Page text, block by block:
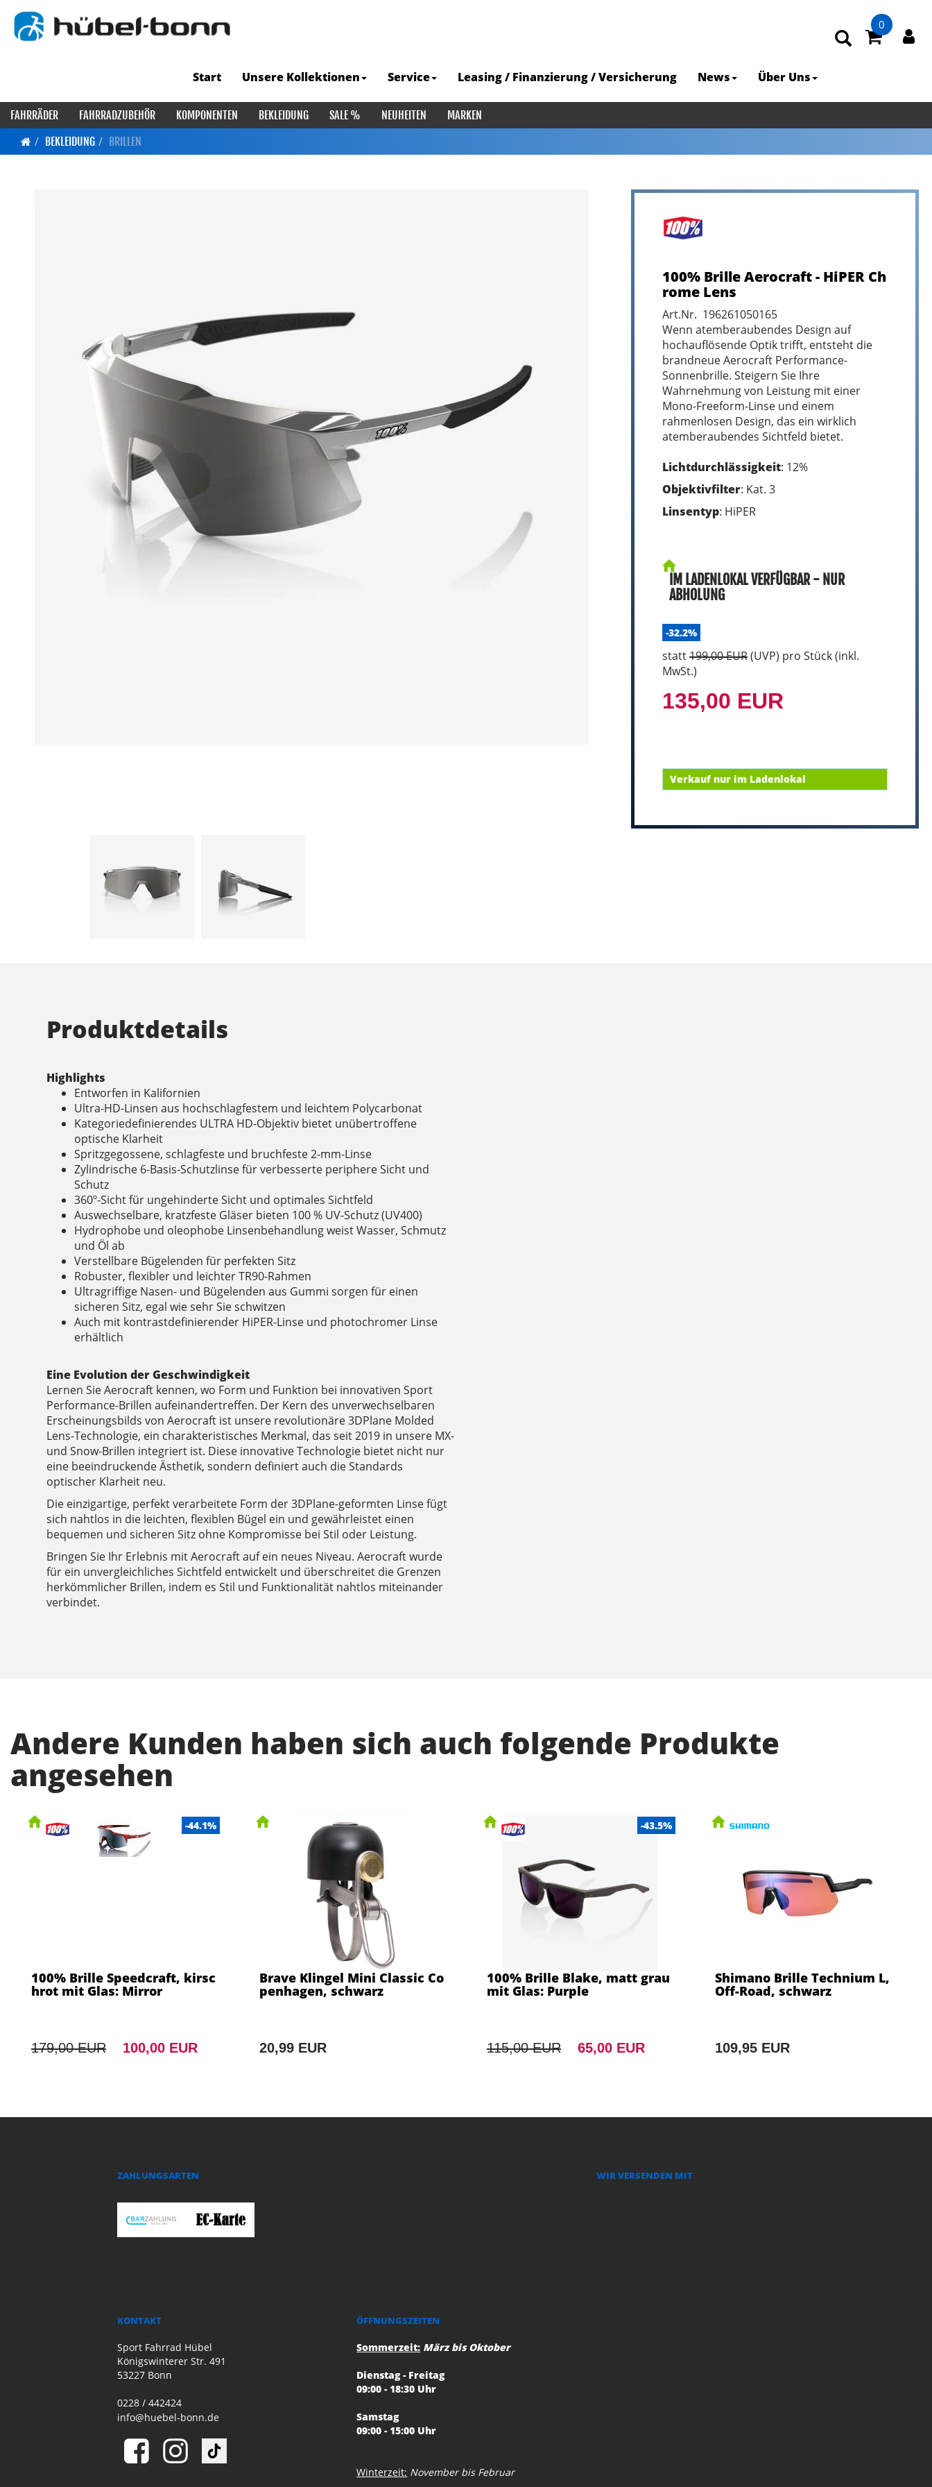
0
Start Unsere Kollektionen Service Leasing / Finanzierung / Versicherung News Über Uns
FAHRRÄDER FAHRRADZUBEHÖR KOMPONENTEN BEKLEIDUNG SALE % NEUHEITEN
MARKEN
BEKLEIDUNG
BRILLEN
100% Brille Aerocraft - HiPER Ch
rome Lens
Art.Nr. 196261050165
Wenn atemberaubendes Design auf
hochauflösende Optik trifft, entsteht die
brandneue Aerocraft Performance-
Sonnenbrille. Steigern Sie Ihre
Wahrnehmung von Leistung mit einer
Mono-Freeform-Linse und einem
rahmenlosen Design, das ein wirklich
atemberaubendes Sichtfeld bietet.
Lichtdurchlässigkeit: 12%
Objektivfilter: Kat. 3
Linsentyp: HiPER
IM LADENLOKAL VERFÜGBAR - NUR
ABHOLUNG
-32.2%
statt199,00 EUR(UVP) pro Stück (inkl.
MwSt.)
135,00 EUR
Verkauf nur im Ladenlokal
Produktdetails
Highlights
Entworfen in Kalifornien
Ultra-HD-Linsen aus hochschlagfestem und leichtem Polycarbonat
Kategoriedefinierendes ULTRA HD-Objektiv bietet unübertroffene
optische Klarheit
Spritzgegossene, schlagfeste und bruchfeste 2-mm-Linse
Zylindrische 6-Basis-Schutzlinse für verbesserte periphere Sicht und
Schutz
360º-Sicht für ungehinderte Sicht und optimales Sichtfeld
Auswechselbare, kratzfeste Gläser bieten 100 % UV-Schutz (UV400)
Hydrophobe und oleophobe Linsenbehandlung weist Wasser, Schmutz
und Öl ab
Verstellbare Bügelenden für perfekten Sitz
Robuster, flexibler und leichter TR90-Rahmen
Ultragriffige Nasen- und Bügelenden aus Gummi sorgen für einen
sicheren Sitz, egal wie sehr Sie schwitzen
Auch mit kontrastdefinierender HiPER-Linse und photochromer Linse
erhältlich
Eine Evolution der Geschwindigkeit
Lernen Sie Aerocraft kennen, wo Form und Funktion bei innovativen Sport
Performance-Brillen aufeinandertreffen. Der Kern des unverwechselbaren
Erscheinungsbilds von Aerocraft ist unsere revolutionäre 3DPlane Molded
Lens-Technologie, ein charakteristisches Merkmal, das seit 2019 in unsere MX-
und Snow-Brillen integriert ist. Diese innovative Technologie bietet nicht nur
eine beeindruckende Ästhetik, sondern definiert auch die Standards
optischer Klarheit neu.
Die einzigartige, perfekt verarbeitete Form der 3DPlane-geformten Linse fügt
sich nahtlos in die leichten, flexiblen Bügel ein und gewährleistet einen
bequemen und sicheren Sitz ohne Kompromisse bei Stil oder Leistung.
Bringen Sie Ihr Erlebnis mit Aerocraft auf ein neues Niveau. Aerocraft wurde
für ein unvergleichliches Sichtfeld entwickelt und überschreitet die Grenzen
herkömmlicher Brillen, indem es Stil und Funktionalität nahtlos miteinander
verbindet.
Andere Kunden haben sich auch folgende Produkte
angesehen
-44.1%
100% Brille Speedcraft, kirsc
hrot mit Glas: Mirror
179,00 EUR 100,00 EUR
Brave Klingel Mini Classic Co
penhagen, schwarz
20,99 EUR
-43.5%
100% Brille Blake, matt grau
mit Glas: Purple
115,00 EUR 65,00 EUR
Shimano Brille Technium L,
Off-Road, schwarz
109,95 EUR
ZAHLUNGSARTEN WIR VERSENDEN MIT
KONTAKT
Sport Fahrrad Hübel
Königswinterer Str. 491
53227 Bonn
0228 / 442424
info@huebel-bonn.de
ÖFFNUNGSZEITEN
Sommerzeit: März bis Oktober
Dienstag - Freitag
09:00 - 18:30 Uhr
Samstag
09:00 - 15:00 Uhr
Winterzeit: November bis Februar